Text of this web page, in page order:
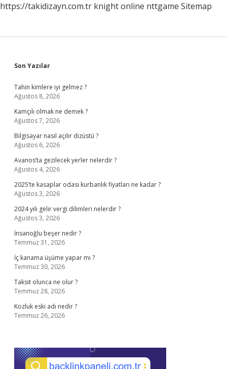
https://takidizayn.com.tr knight online nttgame Sitemap
Sidebar
Son Yazılar
Tahin kimlere iyi gelmez ?
Ağustos 8, 2026
Kamçılı olmak ne demek ?
Ağustos 7, 2026
Bilgisayar nasıl açılır dizüstü ?
Ağustos 6, 2026
Avanos’ta gezilecek yerler nelerdir ?
Ağustos 4, 2026
2025’te kasaplar odası kurbanlık fiyatları ne kadar ?
Ağustos 3, 2026
2024 yılı gelir vergi dilimleri nelerdir ?
Ağustos 3, 2026
İnsanoğlu beşer nedir ?
Temmuz 31, 2026
İç kanama üşüme yapar mı ?
Temmuz 30, 2026
Taksit olunca ne olur ?
Temmuz 28, 2026
Kozluk eski adı nedir ?
Temmuz 26, 2026